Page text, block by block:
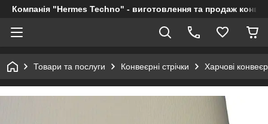
Компанія "Hermes Techno" - виготовлення та продаж
Товари та послуги Конвеєрні стрічки Харчові